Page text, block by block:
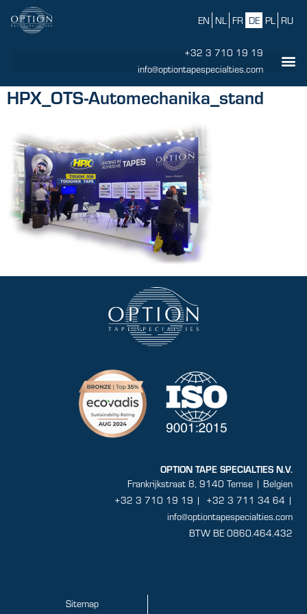
EN NL FR DE PL RU
+32 3 710 19 19
info@optiontapespecialties.com
HPX_OTS-Automechanika_stand
OPTION TAPE SPECIALTIES N.V.
Frankrijkstraat 8, 9140 Temse | Belgien
+32 3 710 19 19 |
+32 3 711 34 64 |
info@optiontapespecialties.com
BTW BE 0860.464.432
Sitemap